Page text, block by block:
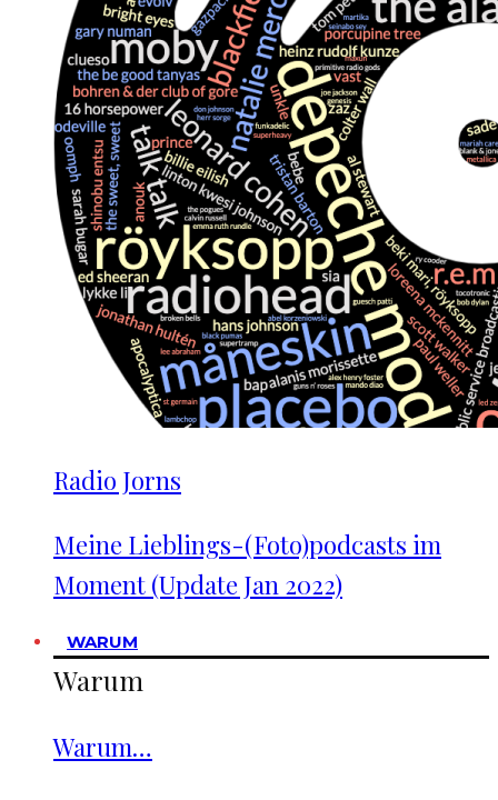
Radio Jorns
Meine Lieblings-(Foto)podcasts im
Moment (Update Jan 2022)
WARUM
Warum
Warum…